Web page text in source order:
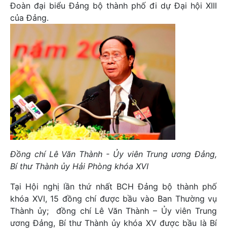
Đoàn đại biểu Đảng bộ thành phố đi dự Đại hội XIII
của Đảng.
Đồng chí Lê Văn Thành - Ủy viên Trung ương Đảng,
Bí thư Thành ủy Hải Phòng khóa XVI
Tại Hội nghị lần thứ nhất BCH Đảng bộ thành phố
khóa XVI, 15 đồng chí được bầu vào Ban Thường vụ
Thành ủy; đồng chí Lê Văn Thành – Ủy viên Trung
ương Đảng, Bí thư Thành ủy khóa XV được bầu là Bí